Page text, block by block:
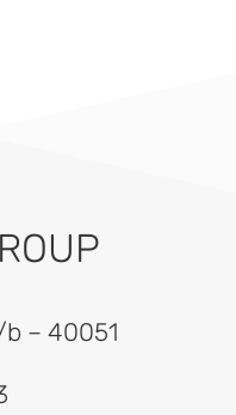
– 40051